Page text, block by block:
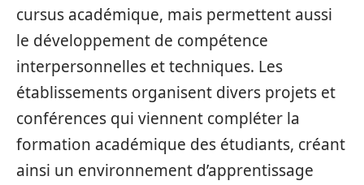
cursus académique, mais permettent aussi
le développement de compétence
interpersonnelles et techniques. Les
établissements organisent divers projets et
conférences qui viennent compléter la
formation académique des étudiants, créant
ainsi un environnement d’apprentissage